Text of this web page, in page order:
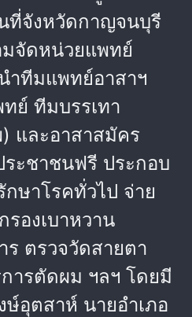
ที่จังหวัดกาญจนบุรี
จัดหน่วยแพทย์
ำทีมแพทย์อาสาฯ
ย์ ทีมบรรเทา
และอาสาสมัคร
ะชาชนฟรี ประกอบ
ษาโรคทั่วไป จ่าย
องเบาหวาน
ตรวจวัดสายตา
ารตัดผม ฯลฯ โดยมี
ษ์อุตสาห์ นายอำเภอ